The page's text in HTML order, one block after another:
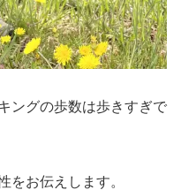
ングの歩数は歩きすぎで
をお伝えします。